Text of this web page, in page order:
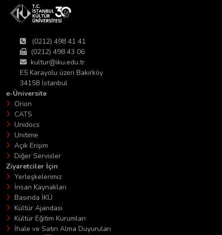
(0212) 498 41 41
(0212) 498 43 06
kultur@iku.edu.tr
E5 Karayolu üzeri Bakırköy
34158 İstanbul
e-Üniversite
Orion
CATS
Unidocs
Unitime
Açık Erişim
Diğer Servisler
Ziyaretciler İçin
Yerleşkelerimiz
İnsan Kaynakları
Basında İKÜ
Kültür Ajandası
Kültür Eğitim Kurumları
İhale ve Satın Alma Duyuruları